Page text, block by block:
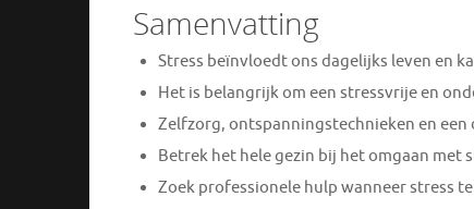
Samenvatting
Stress beïnvloedt ons dagelijks leven en
Het is belangrijk om een stressvrije en
Zelfzorg, ontspanningstechnieken en
Betrek het hele gezin bij het omgaan met
Zoek professionele hulp wanneer stress